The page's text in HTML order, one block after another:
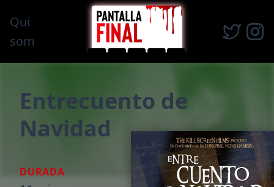
Qui
som
Entrecuento de
Navidad
DURADA